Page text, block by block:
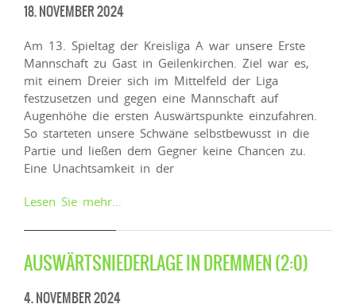
18. NOVEMBER 2024
Am 13. Spieltag der Kreisliga A war unsere Erste
Mannschaft zu Gast in Geilenkirchen. Ziel war es,
mit einem Dreier sich im Mittelfeld der Liga
festzusetzen und gegen eine Mannschaft auf
Augenhöhe die ersten Auswärtspunkte einzufahren.
So starteten unsere Schwäne selbstbewusst in die
Partie und ließen dem Gegner keine Chancen zu.
Eine Unachtsamkeit in der
Lesen Sie mehr…
AUSWÄRTSNIEDERLAGE IN DREMMEN (2:0)
4. NOVEMBER 2024